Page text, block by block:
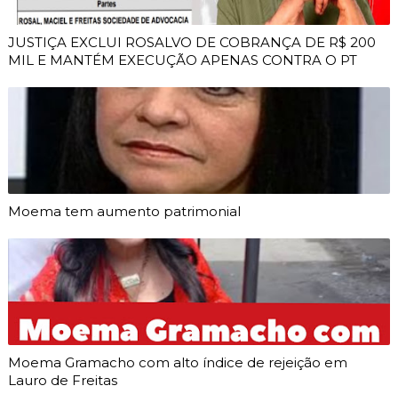
JUSTIÇA EXCLUI ROSALVO DE COBRANÇA DE R$ 200
MIL E MANTÉM EXECUÇÃO APENAS CONTRA O PT
Moema tem aumento patrimonial
Moema Gramacho com alto índice de rejeição em
Lauro de Freitas